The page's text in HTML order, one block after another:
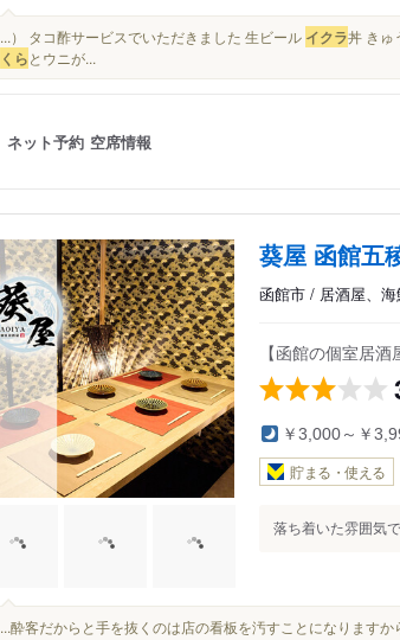
...） タコ酢サービスでいただきました 生ビール イクラ丼 きゅ
くらとウニが...
ネット予約 空席情報
葵屋 函館五
函館市 / 居酒屋、
【函館の個室居
￥3,000～￥
貯まる・使える
落ち着いた雰囲気
...酔客だからと手を抜くのは店の看板を汚すことになります